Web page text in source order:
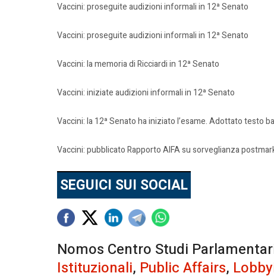
Vaccini: proseguite audizioni informali in 12ª Senato
Vaccini: proseguite audizioni informali in 12ª Senato
Vaccini: la memoria di Ricciardi in 12ª Senato
Vaccini: iniziate audizioni informali in 12ª Senato
Vaccini: la 12ª Senato ha iniziato l’esame. Adottato testo
Vaccini: pubblicato Rapporto AIFA su sorveglianza
SEGUICI SUI SOCIAL
Nomos Centro Studi
Istituzionali, Public Affairs,